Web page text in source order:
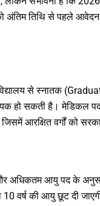
तिथि से पहले आवेदन
से स्नातक
हो सकती है। मेडिकल
आरक्षित वर्गों को
अधिकतम आयु पद के
10 वर्ष की आयु छूट दी